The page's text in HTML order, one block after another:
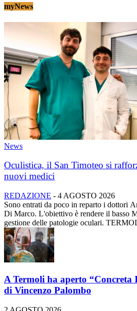
myNews
News
Oculistica, il San Timoteo si
nuovi medici
REDAZIONE - 4 AGOSTO 2026
Sono entrati da poco in reparto i dottori
Di Marco. L'obiettivo è rendere il basso
gestione delle patologie oculari.
A Termoli ha aperto “Concreta
di Vincenzo Palombo